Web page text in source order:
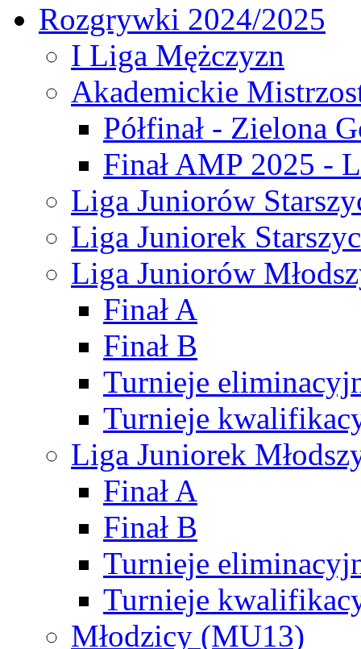
Rozgrywki 2024/2025
I Liga Mężczyzn
Akademickie
Półfinał - Zielona
Finał AMP 2025 -
Liga Juniorów
Liga Juniorek
Liga Juniorów
Finał A
Finał B
Turnieje
Turnieje
Liga Juniorek
Finał A
Finał B
Turnieje
Turnieje
Młodzicy (MU13)